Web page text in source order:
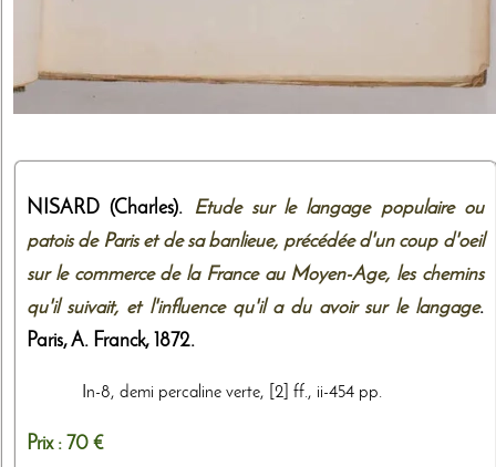
NISARD (Charles). Etude sur le langage populaire ou
patois de Paris et de sa banlieue, précédée d'un coup d'oeil
sur le commerce de la France au Moyen-Age, les chemins
qu'il suivait, et l'influence qu'il a du avoir sur le langage.
Paris,A. Franck, 1872.
In-8, demi percaline verte, [2] ff., ii-454 pp.
Prix : 70 €